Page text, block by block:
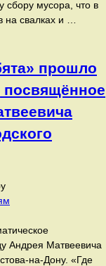
сбору мусора, что в
на свалках и …
прошло
посвящённое
Андрея Матвеевича
«Где